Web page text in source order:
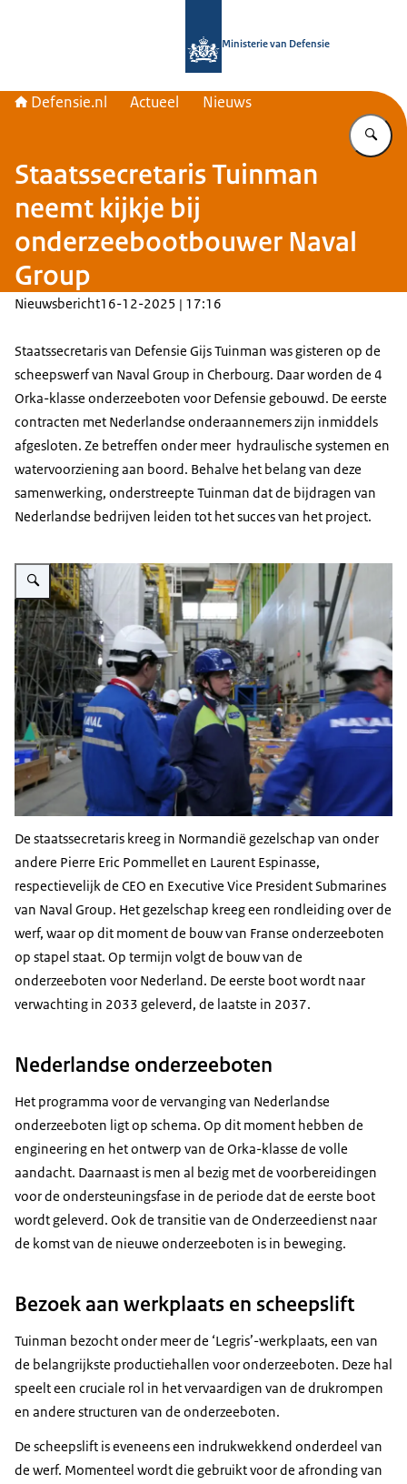
Ministerie van Defensie
Defensie.nl Actueel Nieuws
Staatssecretaris Tuinman
neemt kijkje bij
onderzeebootbouwer Naval
Group
Nieuwsbericht16-12-2025 | 17:16
Staatssecretaris van Defensie Gijs Tuinman was gisteren op de
scheepswerf van Naval Group in Cherbourg. Daar worden de 4
Orka-klasse onderzeeboten voor Defensie gebouwd. De eerste
contracten met Nederlandse onderaannemers zijn inmiddels
afgesloten. Ze betreffen onder meer hydraulische systemen en
watervoorziening aan boord. Behalve het belang van deze
samenwerking, onderstreepte Tuinman dat de bijdragen van
Nederlandse bedrijven leiden tot het succes van het project.
Vergroot afbeelding Tuinman met 2 mannen van NAVAL Group in de
De staatssecretaris kreeg in Normandië gezelschap van onder
andere Pierre Eric Pommelleten Laurent Espinasse,
respectievelijk de CEO en Executive Vice President Submarines
van Naval Group. Het gezelschap kreeg een rondleiding over de
werf, waar op dit moment de bouw van Franse onderzeeboten
op stapel staat. Op termijn volgt de bouw van de
onderzeeboten voor Nederland. De eerste boot wordt naar
verwachting in 2033 geleverd, de laatste in 2037.
Nederlandse onderzeeboten
Het programma voor de vervanging van Nederlandse
onderzeeboten ligt op schema. Op dit moment hebben de
engineering en het ontwerp van de Orka-klasse de volle
aandacht. Daarnaast is men al bezig met de voorbereidingen
voor de ondersteuningsfase in de periode dat de eerste boot
wordt geleverd. Ook de transitie van de Onderzeedienst naar
de komst van de nieuwe onderzeeboten is in beweging.
Bezoek aan werkplaats en scheepslift
Tuinman bezocht onder meer de ‘Legris’-werkplaats, een van
de belangrijkste productiehallen voor onderzeeboten. Deze hal
speelt een cruciale rol in het vervaardigen van de drukrompen
en andere structuren van de onderzeeboten.
De scheepslift is eveneens een indrukwekkend onderdeel van
de werf. Momenteel wordt die gebruikt voor de afronding van